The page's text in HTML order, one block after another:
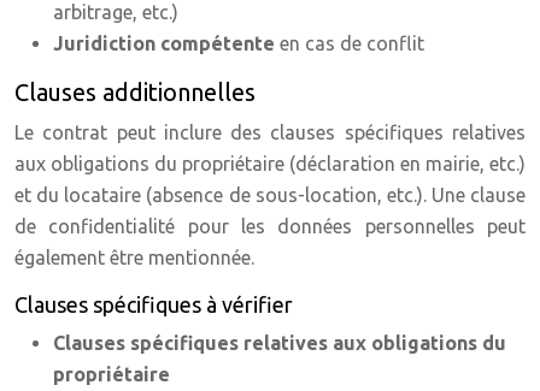
arbitrage, etc.)
Juridiction compétente en cas de conflit
Clauses additionnelles
Le contrat peut inclure des clauses spécifiques relatives
aux obligations du propriétaire (déclaration en mairie, etc.)
et du locataire (absence de sous-location, etc.). Une clause
de confidentialité pour les données personnelles peut
également être mentionnée.
Clauses spécifiques à vérifier
Clauses spécifiques relatives aux obligations du
propriétaire